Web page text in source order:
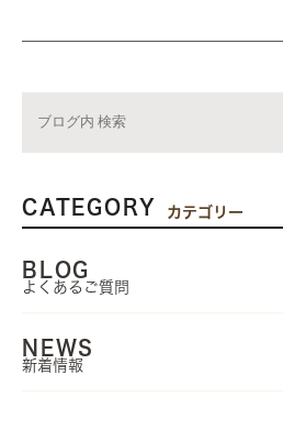
CATEGORY カテゴリー
BLOG
よくあるご質問
NEWS
新着情報